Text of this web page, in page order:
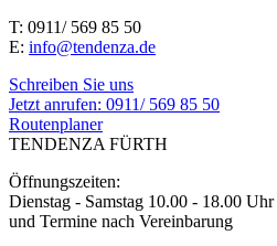
T: 0911/ 569 85 50
E: info@tendenza.de
Schreiben Sie uns
Jetzt anrufen: 0911/ 569 85 50
Routenplaner
TENDENZA FÜRTH
Öffnungszeiten:
Dienstag - Samstag 10.00 - 18.00 Uhr
und Termine nach Vereinbarung